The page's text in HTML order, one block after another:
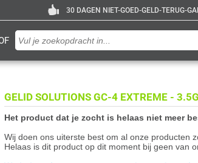
30 DAGEN NIET-GOED-GELD-TERUG-
GELID SOLUTIONS GC-4 EXTREME -
Het product dat je zocht is helaas niet meer
Wij doen ons uiterste best om al onze producten
Helaas is dit product op dit moment bij geen van